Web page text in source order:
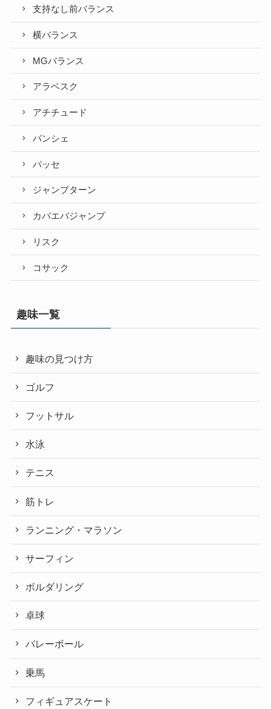
支持なし前バランス
横バランス
MGバランス
アラベスク
アチチュード
パンシェ
パッセ
ジャンプターン
カバエバジャンプ
リスク
コサック
趣味一覧
趣味の見つけ方
ゴルフ
フットサル
水泳
テニス
筋トレ
ランニング・マラソン
サーフィン
ボルダリング
卓球
バレーボール
乗馬
フィギュアスケート